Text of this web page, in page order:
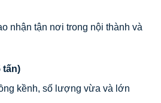
nhận tận nơi trong nội thành và
tấn)
kềnh, số lượng vừa và lớn